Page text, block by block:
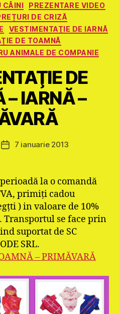
CÂINI
PREZENTARE VIDEO
DE CRIZĂ
VESTIMENTAŢIE DE IARNĂ
DE TOAMNĂ
ANIMALE DE COMPANIE
DE
IARNĂ –
Dată7 ianuarie 2013
la o comandă
primiţi cadou
) in valoare de 10%
se face prin
suportat de SC
SRL.
– PRIMĂVARĂ